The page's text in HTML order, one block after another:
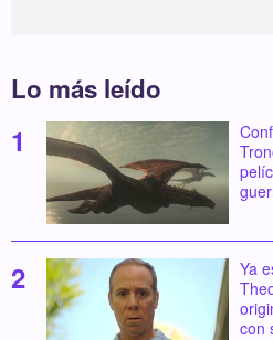
Lo más leído
Ya
con